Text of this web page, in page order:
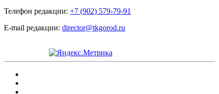
Телефон редакции: +7 (902) 579-79-91
E-mail редакции: director@tkgorod.ru